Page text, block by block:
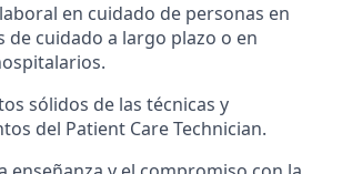
en cuidado de personas en
de cuidado a largo plazo o en
sólidos de las técnicas y
del Patient Care Technician.